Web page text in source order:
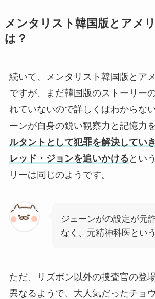
メンタリスト韓国版とアメ
は？
続いて、メンタリスト韓国版とア
ですが、まだ韓国版のストーリー
れていないので詳しくはわからな
ーンが自身の鋭い観察力と記憶力
ルタントとして犯罪を解決してい
レッド・ジョンを追いかける とい
リーは同じのようです。
ジェーンがの設定が元
なく、元精神科医とい
ただ、リズボン以外の捜査官の登
異なるようで、大人気だったチョ